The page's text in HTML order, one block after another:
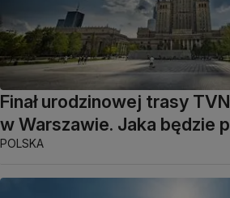
Finał urodzinowej trasy
w Warszawie. Jaka będzie
POLSKA